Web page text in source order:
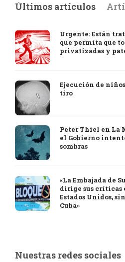
Últimos artículos
Urgente: Están
que permita que
privatizadas y
Ejecución de
tiro
Peter Thiel en La
el Gobierno
sombras
«La Embajada de
dirige sus críticas
Estados Unidos,
Cuba»
Nuestras redes sociales